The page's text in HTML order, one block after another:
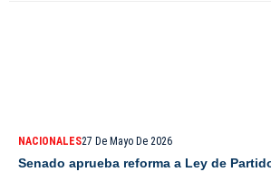
NACIONALES27 De Mayo De 2026
Senado aprueba reforma a Ley de